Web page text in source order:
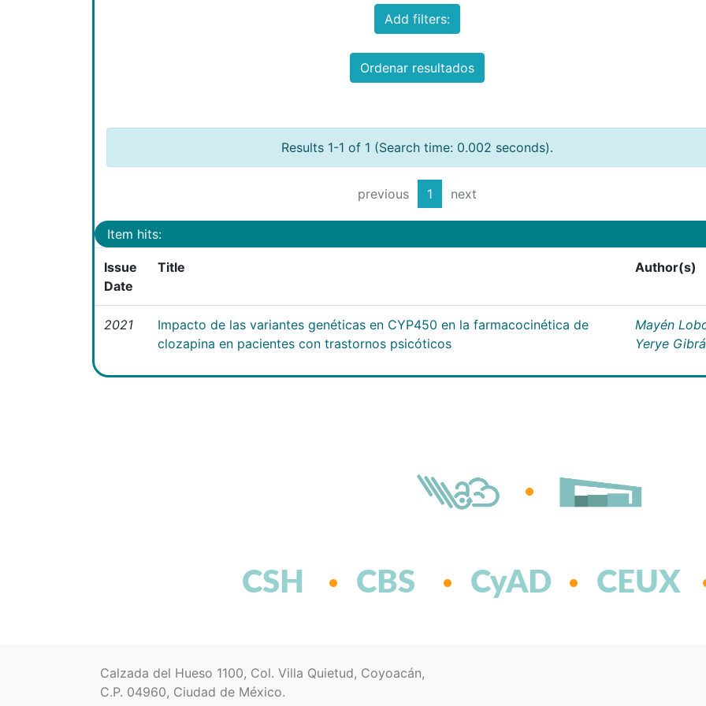
Add filters:
Ordenar resultados
Results 1-1 of 1 (Search time: 0.002 seconds).
previous 1 next
Item hits:
Issue
Date
Title Author(s)
2021
Impacto de las variantes genéticas en CYP450 en la farmacocinética de
clozapina en pacientes con trastornos psicóticos
Mayén
Yerye
CSH CBS CyAD CEUX
Calzada del Hueso 1100, Col. Villa Quietud, Coyoacán,
C.P. 04960, Ciudad de México.